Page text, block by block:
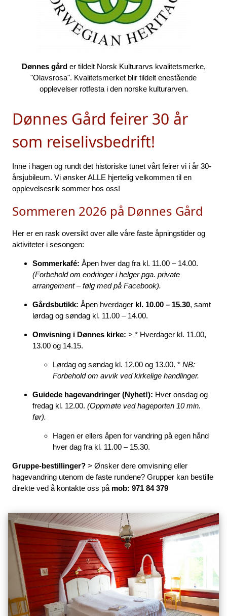
Dønnes gårder tildelt Norsk Kulturarvs kvalitetsmerke,
"Olavsrosa". Kvalitetsmerket blir tildelt enestående
opplevelser rotfesta i den norske kulturarven.
Dønnes Gård feirer 30 år
som reiselivsbedrift!
Inne i hagen og rundt det historiske tunet vårt feirer vi i år 30-
årsjubileum. Vi ønsker ALLE hjertelig velkommen til en
opplevelsesrik sommer hos oss!
Sommeren 2026 på Dønnes Gård
Her er en rask oversikt over alle våre faste åpningstider og
aktiviteter i sesongen:
Sommerkafé: Åpen hver dag fra kl. 11.00 – 14.00.
(Forbehold om endringer i helger pga. private
arrangement – følg med på Facebook).
Gårdsbutikk: Åpen hverdager kl. 10.00 – 15.30, samt
lørdag og søndag kl. 11.00 – 14.00.
Omvisning i Dønnes kirke: > * Hverdager kl. 11.00,
13.00 og 14.15.
Lørdag og søndag kl. 12.00 og 13.00. * NB:
Forbehold om avvik ved kirkelige handlinger.
Guidede hagevandringer (Nyhet!): Hver onsdag og
fredag kl. 12.00. (Oppmøte ved hageporten 10 min.
før).
Hagen er ellers åpen for vandring på egen hånd
hver dag fra kl. 11.00 – 15.30.
Gruppe-bestillinger? > Ønsker dere omvisning eller
hagevandring utenom de faste rundene? Grupper kan bestille
direkte ved å kontakte oss på mob: 971 84 379